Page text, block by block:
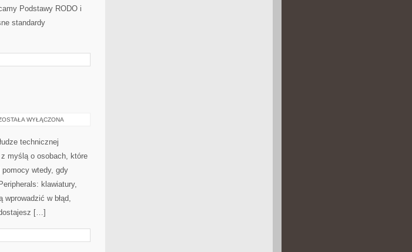
Podstawy RODO i
standardy
WYŁĄCZONA
technicznej
myślą o osobach, które
wtedy, gdy
klawiatury,
w błąd,
[…]